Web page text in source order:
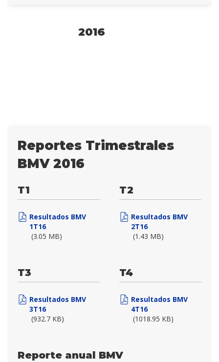
2016
Reportes Trimestrales
BMV 2016
T1
Resultados BMV
1T16
(3.05 MB)
T2
Resultados BMV
2T16
(1.43 MB)
T3
Resultados BMV
3T16
(932.7 KB)
T4
Resultados BMV
4T16
(1018.95 KB)
Reporte anual BMV